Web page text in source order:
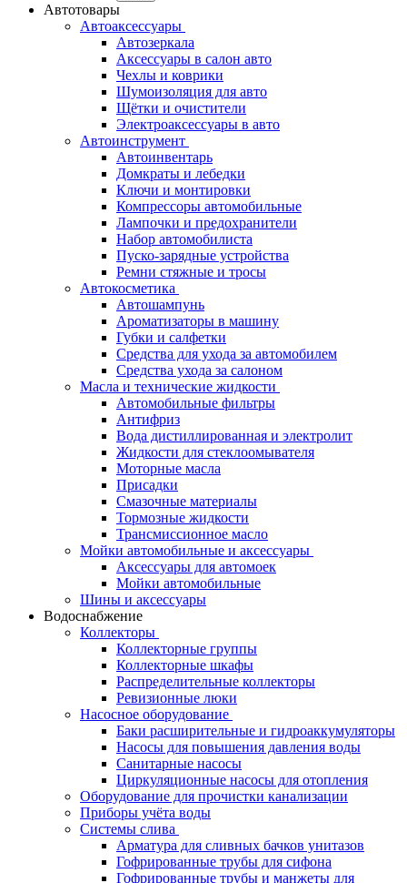
Автотовары
Автоаксессуары
Автозеркала
Аксессуары в салон авто
Чехлы и коврики
Шумоизоляция для авто
Щётки и очистители
Электроаксессуары в авто
Автоинструмент
Автоинвентарь
Домкраты и лебедки
Ключи и монтировки
Компрессоры автомобильные
Лампочки и предохранители
Набор автомобилиста
Пуско-зарядные устройства
Ремни стяжные и тросы
Автокосметика
Автошампунь
Ароматизаторы в машину
Губки и салфетки
Средства для ухода за автомобилем
Средства ухода за салоном
Масла и технические жидкости
Автомобильные фильтры
Антифриз
Вода дистиллированная и электролит
Жидкости для стеклоомывателя
Моторные масла
Присадки
Смазочные материалы
Тормозные жидкости
Трансмиссионное масло
Мойки автомобильные и аксессуары
Аксессуары для автомоек
Мойки автомобильные
Шины и аксессуары
Водоснабжение
Коллекторы
Коллекторные группы
Коллекторные шкафы
Распределительные коллекторы
Ревизионные люки
Насосное оборудование
Баки расширительные и гидроаккумуляторы
Насосы для повышения давления воды
Санитарные насосы
Циркуляционные насосы для отопления
Оборудование для прочистки канализации
Приборы учёта воды
Системы слива
Арматура для сливных бачков унитазов
Гофрированные трубы для сифона
Гофрированные трубы и манжеты для